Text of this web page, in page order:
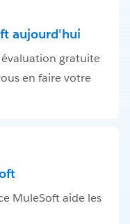
aujourd'hui
gratuite
en faire votre
MuleSoft aide les